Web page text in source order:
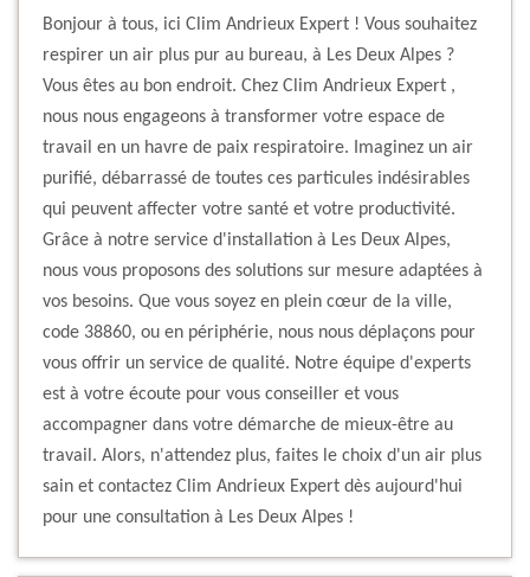
Bonjour à tous, ici Clim Andrieux Expert ! Vous souhaitez
respirer un air plus pur au bureau, à Les Deux Alpes ?
Vous êtes au bon endroit. Chez Clim Andrieux Expert ,
nous nous engageons à transformer votre espace de
travail en un havre de paix respiratoire. Imaginez un air
purifié, débarrassé de toutes ces particules indésirables
qui peuvent affecter votre santé et votre productivité.
Grâce à notre service d'installation à Les Deux Alpes,
nous vous proposons des solutions sur mesure adaptées à
vos besoins. Que vous soyez en plein cœur de la ville,
code 38860, ou en périphérie, nous nous déplaçons pour
vous offrir un service de qualité. Notre équipe d'experts
est à votre écoute pour vous conseiller et vous
accompagner dans votre démarche de mieux-être au
travail. Alors, n'attendez plus, faites le choix d'un air plus
sain et contactez Clim Andrieux Expert dès aujourd'hui
pour une consultation à Les Deux Alpes !